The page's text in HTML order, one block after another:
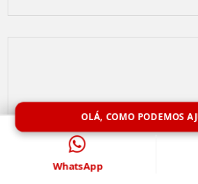
OLÁ, COMO PODEMOS
WhatsApp